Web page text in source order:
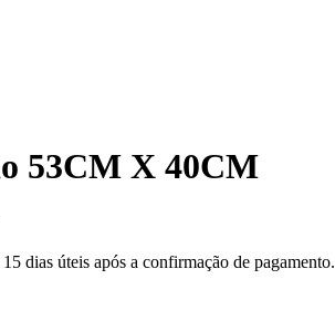
53CM X 40CM
dias úteis após a confirmação de pagamento.